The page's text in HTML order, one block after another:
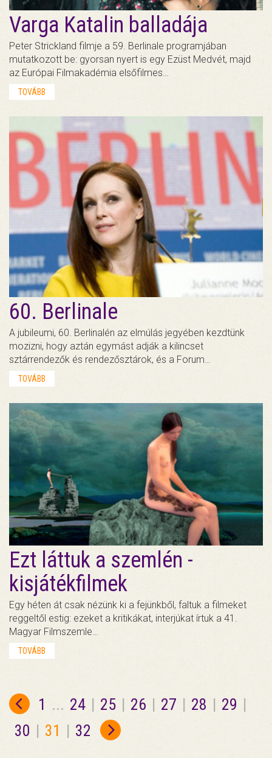
Varga Katalin balladája
Peter Strickland filmje a 59. Berlinale programjában
mutatkozott be: gyorsan nyert is egy Ezüst Medvét, majd
az Európai Filmakadémia elsőfilmes…
TOVÁBB
60. Berlinale
A jubileumi, 60. Berlinalén az elmúlás jegyében kezdtünk
mozizni, hogy aztán egymást adják a kilincset
sztárrendezők és rendezősztárok, és a Forum…
TOVÁBB
Ezt láttuk a szemlén -
kisjátékfilmek
Egy héten át csak nézünk ki a fejünkből, faltuk a filmeket
reggeltől estig: ezeket a kritikákat, interjúkat írtuk a 41.
Magyar Filmszemle…
TOVÁBB
1 ... 24 | 25 | 26 | 27 | 28 | 29 |
30 | 31 | 32